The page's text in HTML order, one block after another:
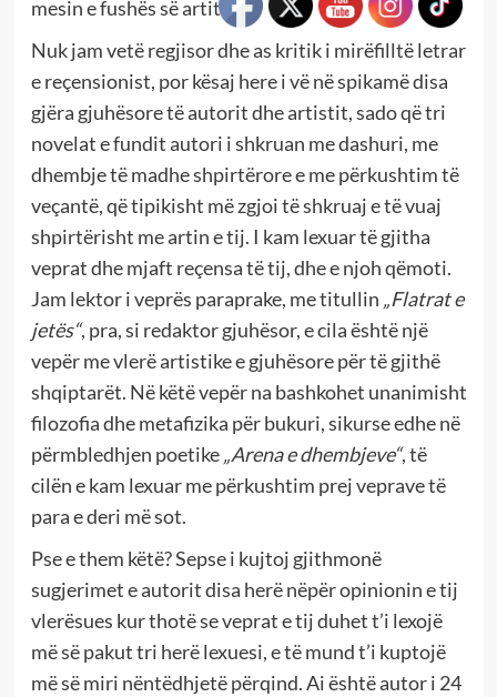
mesin e fushës së artit.
Nuk jam vetë regjisor dhe as kritik i mirëfilltë letrar
e reçensionist, por kësaj here i vë në spikamë disa
gjëra gjuhësore të autorit dhe artistit, sado që tri
novelat e fundit autori i shkruan me dashuri, me
dhembje të madhe shpirtërore e me përkushtim të
veçantë, që tipikisht më zgjoi të shkruaj e të vuaj
shpirtërisht me artin e tij. I kam lexuar të gjitha
veprat dhe mjaft reçensa të tij, dhe e njoh qëmoti.
Jam lektor i veprës paraprake, me titullin „Flatrat e
jetës“, pra, si redaktor gjuhësor, e cila është një
vepër me vlerë artistike e gjuhësore për të gjithë
shqiptarët. Në këtë vepër na bashkohet unanimisht
filozofia dhe metafizika për bukuri, sikurse edhe në
përmbledhjen poetike„Arena e dhembjeve“, të
cilën e kam lexuar me përkushtim prej veprave të
para e deri më sot.
Pse e them këtë? Sepse i kujtoj gjithmonë
sugjerimet e autorit disa herë nëpër opinionin e tij
vlerësues kur thotë se veprat e tij duhet t’i lexojë
më së pakut tri herë lexuesi, e të mund t’i kuptojë
më së miri nëntëdhjetë përqind. Ai është autor i 24